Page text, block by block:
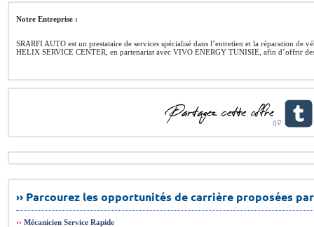
Notre Entreprise :
SRARFI AUTO est un prestataire de services spécialisé dans l’entretien et la réparation de
HELIX SERVICE CENTER, en partenariat avec VIVO ENERGY TUNISIE, afin d’offrir
›› Parcourez les opportunités de carrière proposées
›› Mécanicien Service Rapide